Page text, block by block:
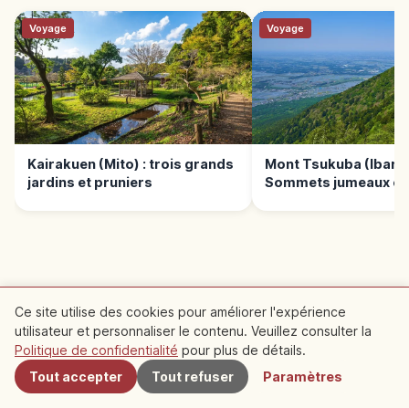
Voyage
Kairakuen (Mito) : trois grands
jardins et pruniers
Voyage
Mont Tsukuba
Sommets jumeaux et
Voyage
Hojo Oike : hanami et vue sur le mont
Tsukuba
À Tsukuba, Hojo Oike offre des cerisiers avec
À proximité
Ce site utilise des cookies pour améliorer l'expérience
utilisateur et personnaliser le contenu. Veuillez consulter la
Politique de confidentialité pour plus de détails.
Tout accepter
Tout refuser Paramètres